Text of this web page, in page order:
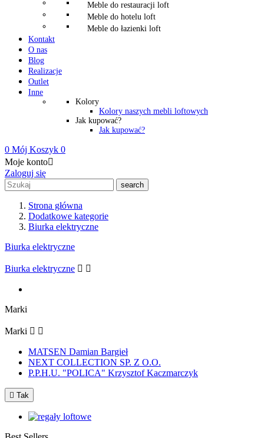
Meble do restauracji loft
Meble do hotelu loft
Meble do łazienki loft
Kontakt
O nas
Blog
Realizacje
Outlet
Inne
Kolory
Kolory naszych mebli loftowych
Jak kupować?
Jak kupować?
0 Mój Koszyk 0
Moje konto
Zaloguj się
search
Strona główna
Dodatkowe kategorie
Biurka elektryczne
Biurka elektryczne
Biurka elektryczne  
Marki
Marki  
MATSEN Damian Bargieł
NEXT COLLECTION SP. Z O.O.
P.P.H.U. "POLICA" Krzysztof Kaczmarczyk
 Tak